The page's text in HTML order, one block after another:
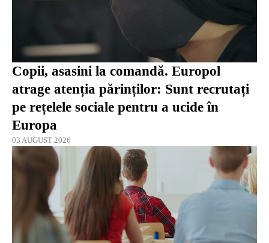
Copii, asasini la comandă. Europol
atrage atenția părinților: Sunt recrutați
pe rețelele sociale pentru a ucide în
Europa
03 AUGUST 2026